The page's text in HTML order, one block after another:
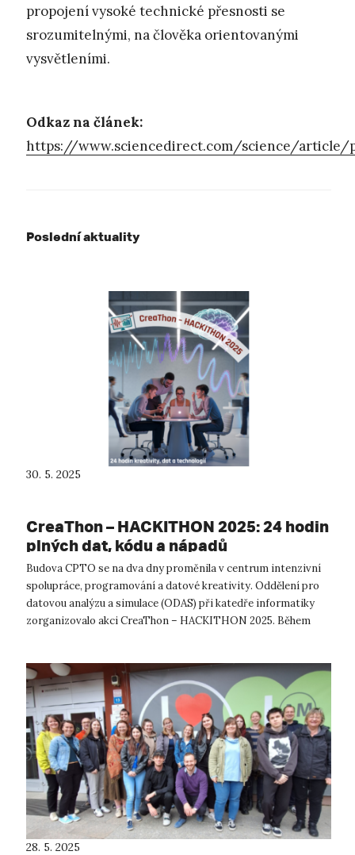
propojení vysoké technické přesnosti se
srozumitelnými, na člověka orientovanými
vysvětleními.
Odkaz na článek:
https://www.sciencedirect.com/science/article/
Poslední aktuality
30. 5. 2025
CreaThon – HACKITHON 2025: 24 hodin
plných dat, kódu a nápadů
Budova CPTO se na dva dny proměnila v centrum intenzivní
spolupráce, programování a datové kreativity. Oddělení pro
datovou analýzu a simulace (ODAS) při katedře informatiky
zorganizovalo akci CreaThon – HACKITHON 2025. Během
28. 5. 2025